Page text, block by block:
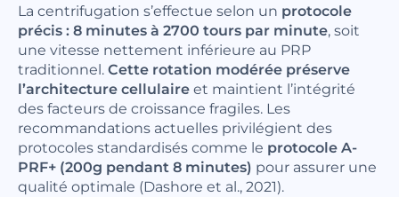
La centrifugation s’effectue selon un protocole
précis : 8 minutes à 2700 tours par minute, soit
une vitesse nettement inférieure au PRP
traditionnel.Cette rotation modérée préserve
l’architecture cellulaireet maintient l’intégrité
des facteurs de croissance fragiles. Les
recommandations actuelles privilégient des
protocoles standardisés comme le protocole A-
PRF+ (200g pendant 8 minutes) pour assurer une
qualité optimale (Dashore et al., 2021).